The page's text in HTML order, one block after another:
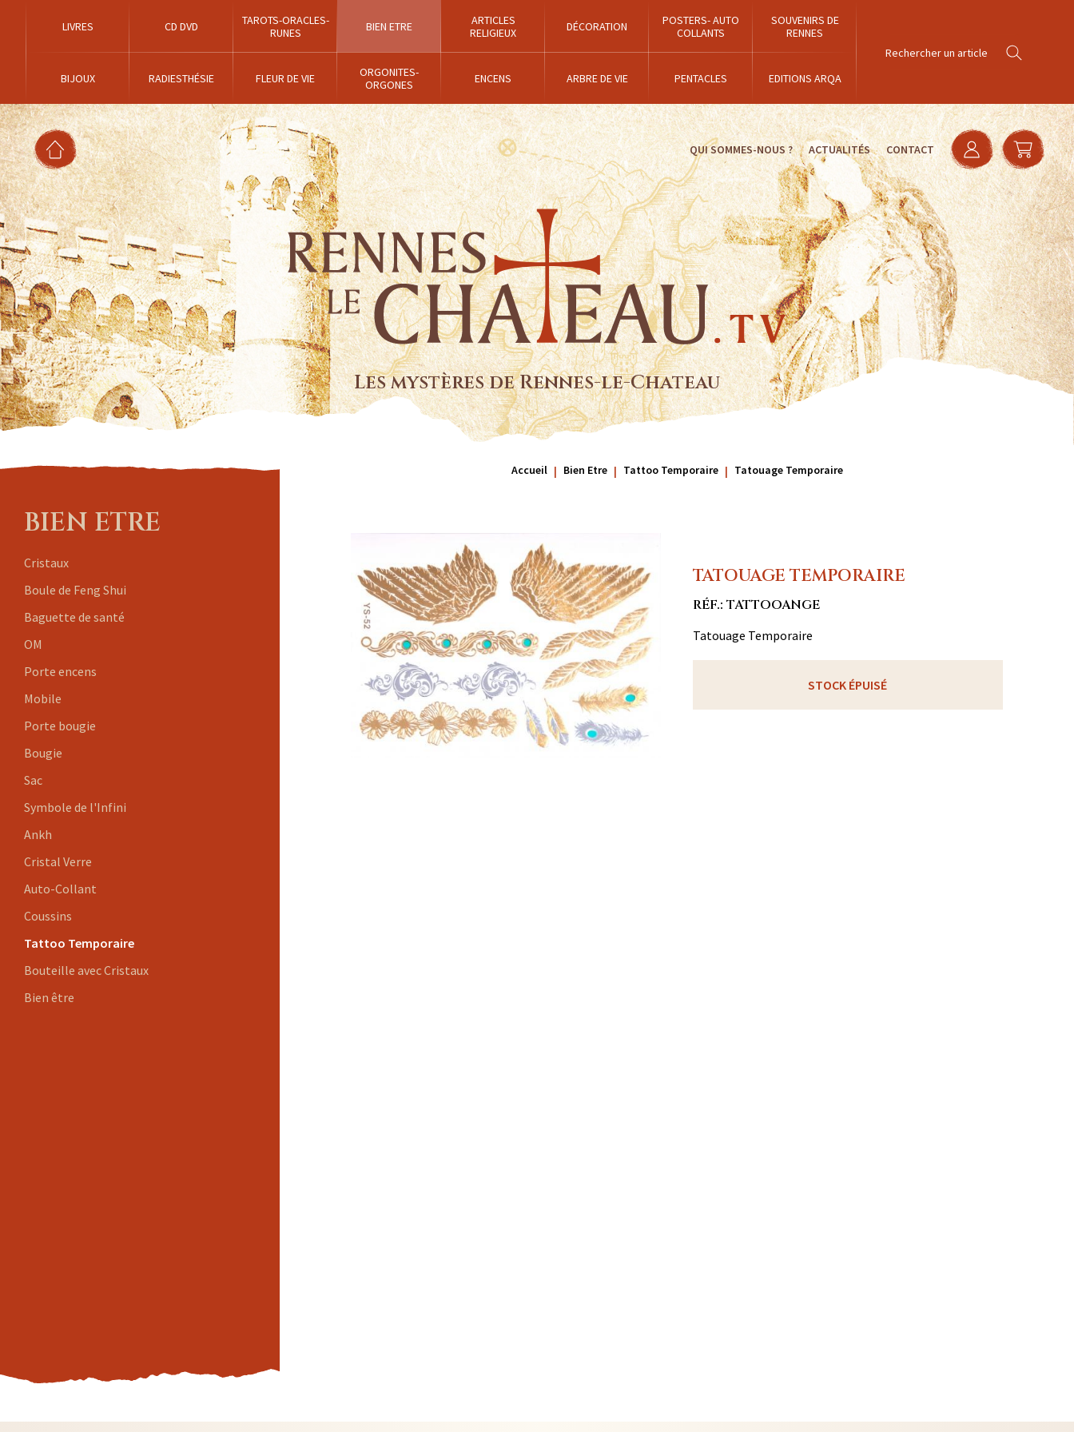
LIVRES CD DVD
TAROTS-ORACLES-
RUNES
BIEN ETRE
ARTICLES
RELIGIEUX
DÉCORATION
POSTERS- AUTO
COLLANTS
SOUVENIRS DE
RENNES
BIJOUX RADIESTHÉSIE FLEUR DE VIE
ORGONITES-
ORGONES
ENCENS ARBRE DE VIE PENTACLES EDITIONS ARQA
QUI SOMMES-NOUS ? ACTUALITÉS CONTACT
Les mystères de Rennes-le-Chateau
BIEN ETRE
Cristaux
Boule de Feng Shui
Baguette de santé
OM
Porte encens
Mobile
Porte bougie
Bougie
Sac
Symbole de l'Infini
Ankh
Cristal Verre
Auto-Collant
Coussins
Tattoo Temporaire
Bouteille avec Cristaux
Bien être
Accueil Bien Etre Tattoo Temporaire Tatouage Temporaire
TATOUAGE TEMPORAIRE
RÉF.: TATTOOANGE
Tatouage Temporaire
STOCK ÉPUISÉ